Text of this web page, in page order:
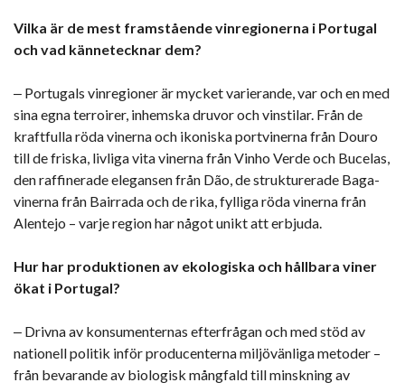
Vilka är de mest framstående vinregionerna i Portugal
och vad kännetecknar dem?
‒ Portugals vinregioner är mycket varierande, var och en med
sina egna terroirer, inhemska druvor och vinstilar. Från de
kraftfulla röda vinerna och ikoniska portvinerna från Douro
till de friska, livliga vita vinerna från Vinho Verde och Bucelas,
den raffinerade elegansen från Dão, de strukturerade Baga-
vinerna från Bairrada och de rika, fylliga röda vinerna från
Alentejo – varje region har något unikt att erbjuda.
Hur har produktionen av ekologiska och hållbara viner
ökat i Portugal?
‒ Drivna av konsumenternas efterfrågan och med stöd av
nationell politik inför producenterna miljövänliga metoder –
från bevarande av biologisk mångfald till minskning av